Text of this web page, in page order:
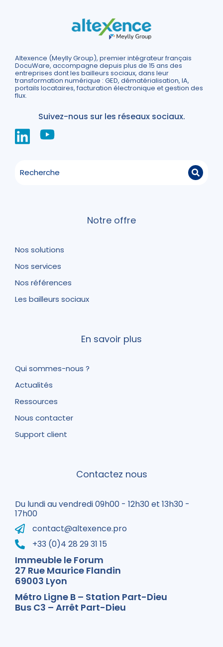
Altexence (Meylly Group), premier intégrateur français
DocuWare, accompagne depuis plus de 15 ans des
entreprises dont les bailleurs sociaux, dans leur
transformation numérique : GED, dématérialisation, IA,
portails locataires, facturation électronique et gestion des
flux.
Suivez-nous sur les réseaux sociaux.
Notre offre
Nos solutions
Nos services
Nos références
Les bailleurs sociaux
En savoir plus
Qui sommes-nous ?
Actualités
Ressources
Nous contacter
Support client
Contactez nous
Du lundi au vendredi 09h00 - 12h30 et 13h30 -
17h00
contact@altexence.pro
+33 (0)4 28 29 31 15
Immeuble le Forum
27 Rue Maurice Flandin
69003 Lyon
Métro Ligne B – Station Part-Dieu
Bus C3 – Arrêt Part-Dieu